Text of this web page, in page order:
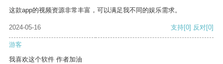
这款app的视频资源非常丰富，可以满足我不同的娱乐需求。
2024-05-16 支持[0] 反对[0]
游客
我喜欢这个软件 作者加油